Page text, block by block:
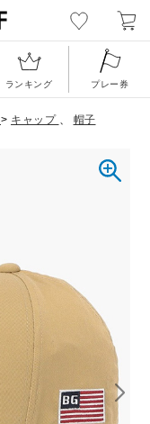
ランキング プレー券
> キャップ 、 帽子